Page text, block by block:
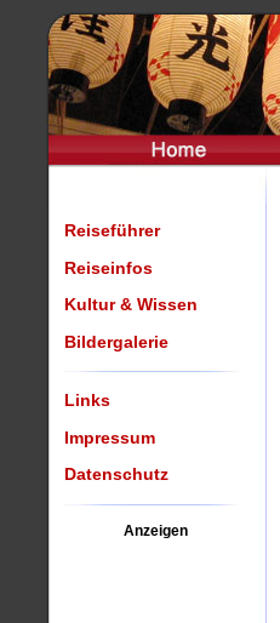
Reiseführer
Reiseinfos
Kultur & Wissen
Bildergalerie
Links
Impressum
Datenschutz
Anzeigen